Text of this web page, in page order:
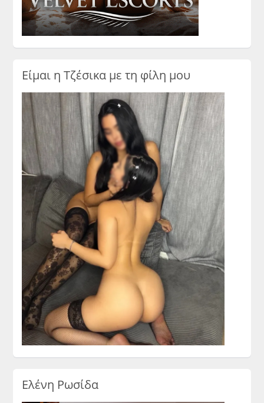
Είμαι η Τζέσικα με τη φίλη μου
Ελένη Ρωσίδα